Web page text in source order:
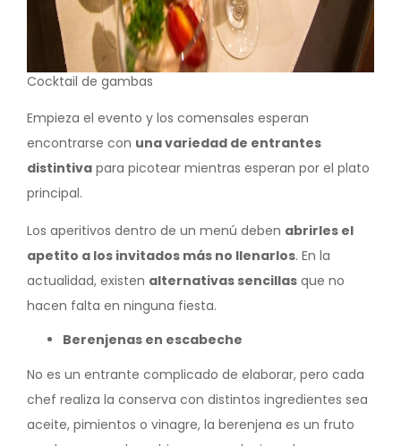
Cocktail de gambas
Empieza el evento y los comensales esperan
encontrarse con una variedad de entrantes
distintiva para picotear mientras esperan por el plato
principal.
Los aperitivos dentro de un menú deben abrirles el
apetito a los invitados más no llenarlos. En la
actualidad, existen alternativas sencillas que no
hacen falta en ninguna fiesta.
Berenjenas en escabeche
No es un entrante complicado de elaborar, pero cada
chef realiza la conserva con distintos ingredientes sea
aceite, pimientos o vinagre, la berenjena es un fruto